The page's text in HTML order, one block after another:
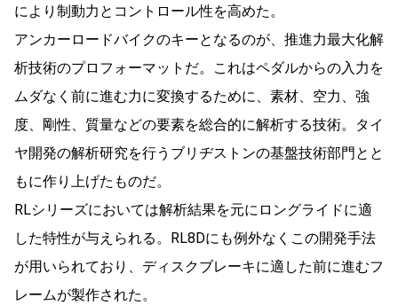
により制動力とコントロール性を高めた。
アンカーロードバイクのキーとなるのが、推進力最大化解
析技術のプロフォーマットだ。これはペダルからの入力を
ムダなく前に進む力に変換するために、素材、空力、強
度、剛性、質量などの要素を総合的に解析する技術。タイ
ヤ開発の解析研究を行うブリヂストンの基盤技術部門とと
もに作り上げたものだ。
RLシリーズにおいては解析結果を元にロングライドに適
した特性が与えられる。RL8Dにも例外なくこの開発手法
が用いられており、ディスクブレーキに適した前に進むフ
レームが製作された。